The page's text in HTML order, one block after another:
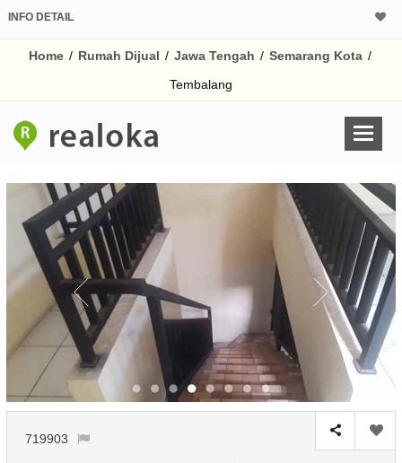
INFO DETAIL
Home / Rumah Dijual / Jawa Tengah / Semarang Kota /
Tembalang
719903
Harga Rp
% /th
Untuk hasil simulasi
pada kotak-
Simpan